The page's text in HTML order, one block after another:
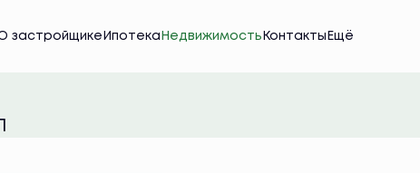
застройщике Ипотека Недвижимость Контакты Ещё
от 46 938 руб./мес.